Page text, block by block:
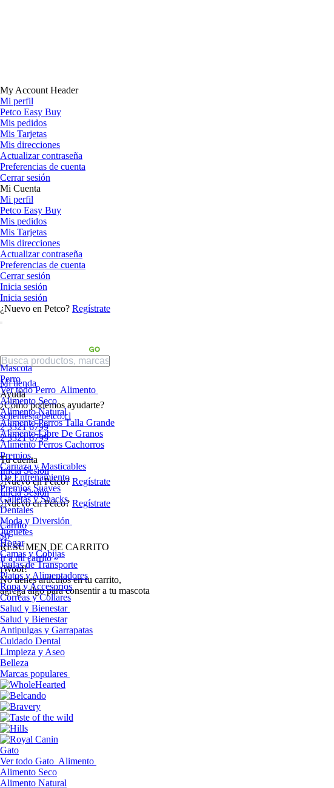
My Account Header
Mi perfil
Petco Easy Buy
Mis pedidos
Mis Tarjetas
Mis direcciones
Actualizar contraseña
Preferencias de cuenta
Cerrar sesión
Mi Cuenta
Mi perfil
Petco Easy Buy
Mis pedidos
Mis Tarjetas
Mis direcciones
Actualizar contraseña
Preferencias de cuenta
Cerrar sesión
Inicia sesión
Inicia sesión
¿Nuevo en Petco? Regístrate
Mi tienda
Ayuda
¿Cómo podemos ayudarte?
sclientes@petco.cl
2 3321 6799
2 3321 6799
Tu cuenta
Inicia Sesión
¿Nuevo en Petco? Regístrate
Inicia Sesión
¿Nuevo en Petco? Regístrate
Carrito
$0
RESUMEN DE CARRITO
Ir a mi carrito »
¡Woof!
No tíenes artículos en tu carrito,
agrega algo para consentir a tu mascota
Mascota
Perro
Ver todo Perro Alimento
Alimento Seco
Alimento Natural
Alimento Perros Talla Grande
Alimento Libre De Granos
Alimento Perros Cachorros
Premios
Carnaza y Masticables
De Entrenamiento
Premios Suaves
Galletas y Snacks
Dentales
Moda y Diversión
Juguetes
Hogar
Camas y Cobijas
Jaulas de Transporte
Platos y Alimentadores
Ropa y Accesorios
Correas y Collares
Salud y Bienestar
Salud y Bienestar
Antipulgas y Garrapatas
Cuidado Dental
Limpieza y Aseo
Belleza
Marcas populares
Gato
Ver todo Gato Alimento
Alimento Seco
Alimento Natural